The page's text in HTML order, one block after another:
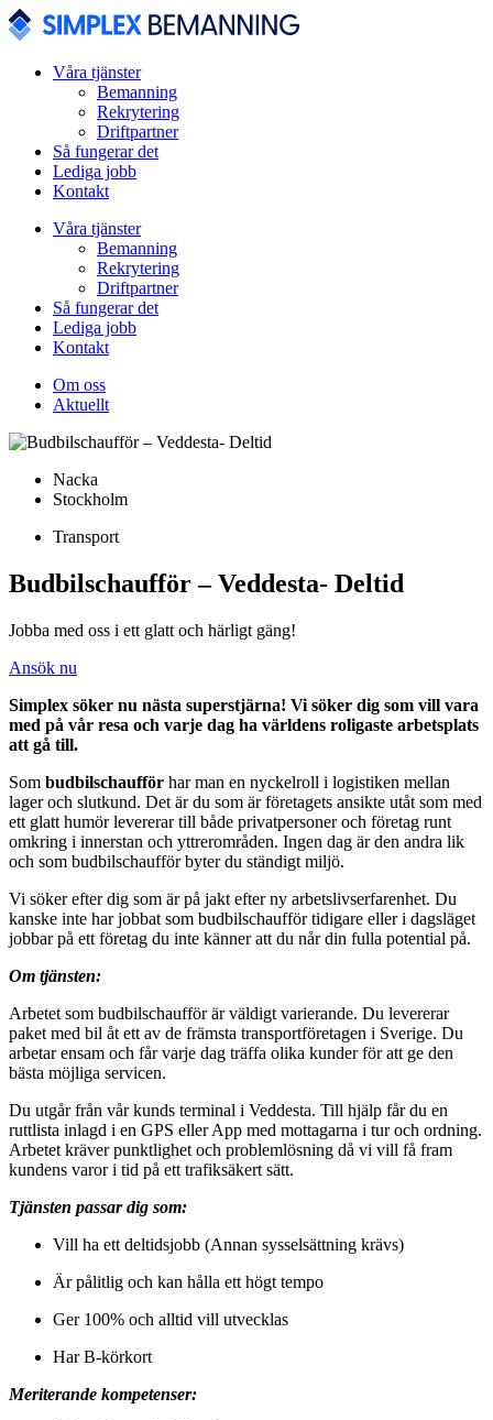
Våra tjänster
Bemanning
Rekrytering
Driftpartner
Så fungerar det
Lediga jobb
Kontakt
Våra tjänster
Bemanning
Rekrytering
Driftpartner
Så fungerar det
Lediga jobb
Kontakt
Om oss
Aktuellt
Nacka
Stockholm
Transport
Budbilschaufför – Veddesta- Deltid
Jobba med oss i ett glatt och härligt gäng!
Ansök nu
Simplex söker nu nästa superstjärna! Vi söker dig som vill vara
med på vår resa och varje dag ha världens roligaste arbetsplats
att gå till.
Som budbilschaufför har man en nyckelroll i logistiken mellan
lager och slutkund. Det är du som är företagets ansikte utåt som med
ett glatt humör levererar till både privatpersoner och företag runt
omkring i innerstan och yttrerområden. Ingen dag är den andra lik
och som budbilschaufför byter du ständigt miljö.
Vi söker efter dig som är på jakt efter ny arbetslivserfarenhet. Du
kanske inte har jobbat som budbilschaufför tidigare eller i dagsläget
jobbar på ett företag du inte känner att du når din fulla potential på.
Om tjänsten:
Arbetet som budbilschaufför är väldigt varierande. Du levererar
paket med bil åt ett av de främsta transportföretagen i Sverige. Du
arbetar ensam och får varje dag träffa olika kunder för att ge den
bästa möjliga servicen.
Du utgår från vår kunds terminal i Veddesta. Till hjälp får du en
ruttlista inlagd i en GPS eller App med mottagarna i tur och ordning.
Arbetet kräver punktlighet och problemlösning då vi vill få fram
kundens varor i tid på ett trafiksäkert sätt.
Tjänsten passar dig som:
Vill ha ett deltidsjobb (Annan sysselsättning krävs)
Är pålitlig och kan hålla ett högt tempo
Ger 100% och alltid vill utvecklas
Har B-körkort
Meriterande kompetenser: